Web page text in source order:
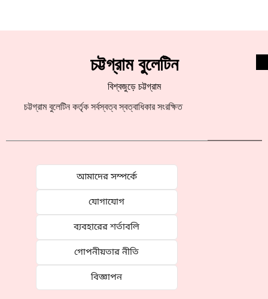
চট্টগ্রাম বুলেটিন
বিশ্বজুড়ে চট্টগ্রাম
চট্টগ্রাম বুলেটিন কর্তৃক সর্বস্বত্ব স্বত্বাধিকার সংরক্ষিত
আমাদের সম্পর্কে
যোগাযোগ
ব্যবহারের শর্তাবলি
গোপনীয়তার নীতি
বিজ্ঞাপন